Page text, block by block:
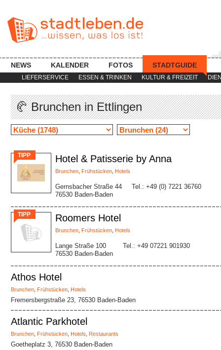
LIEFERSERVICE ESSEN & TRINKEN KULTUR & FREIZEIT
NEWS KALENDER FOTOS STADTGUIDE
🥐 Brunchen in Ettlingen
TIPP Hotel & Patisserie by Anna
Brunchen Frühstücken Hotels
Gernsbacher Straße 44
76530 Baden-Baden
Tel.: +49 (0) 7221 36760
TIPP Roomers Hotel
Brunchen Frühstücken Hotels
Lange Straße 100
76530 Baden-Baden
Tel.: +49 07221 901930
Athos Hotel
Brunchen Frühstücken Hotels
Fremersbergstraße 23, 76530 Baden-Baden
Atlantic Parkhotel
Brunchen Frühstücken Hotels Restaurants
Goetheplatz 3, 76530 Baden-Baden